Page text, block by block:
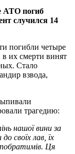
АТО погиб
случился 14
погибли четыре
их смерти винят
Стало
взвода,
трагедию:
нашої вини за
своїх лав, їх
побратимів. Ця